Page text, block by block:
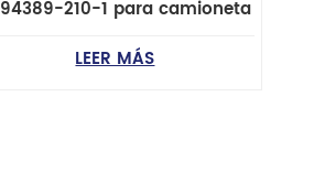
210-1 para camioneta
LEER MÁS